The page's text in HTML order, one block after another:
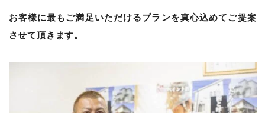
お客様に最もご満足いただけるプランを真心込めてご提案
させて頂きます。